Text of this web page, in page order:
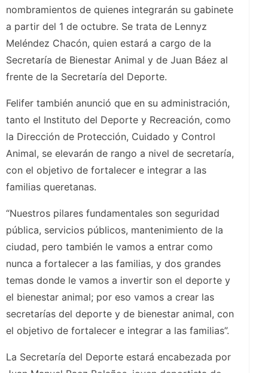
nombramientos de quienes integrarán su gabinete
a partir del 1 de octubre. Se trata de Lennyz
Meléndez Chacón, quien estará a cargo de la
Secretaría de Bienestar Animal y de Juan Báez al
frente de la Secretaría del Deporte.
Felifer también anunció que en su administración,
tanto el Instituto del Deporte y Recreación, como
la Dirección de Protección, Cuidado y Control
Animal, se elevarán de rango a nivel de secretaría,
con el objetivo de fortalecer e integrar a las
familias queretanas.
“Nuestros pilares fundamentales son seguridad
pública, servicios públicos, mantenimiento de la
ciudad, pero también le vamos a entrar como
nunca a fortalecer a las familias, y dos grandes
temas donde le vamos a invertir son el deporte y
el bienestar animal; por eso vamos a crear las
secretarías del deporte y de bienestar animal, con
el objetivo de fortalecer e integrar a las familias”.
La Secretaría del Deporte estará encabezada por